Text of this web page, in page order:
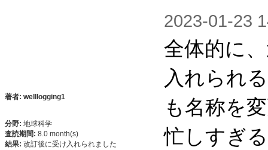
著者: welllogging1
分野: 地球科学
査読期間: 8.0 month(s)
結果: 改訂後に受け入れられました
2023-01-23
全体的に
入れられ
も名称を
忙しすぎ